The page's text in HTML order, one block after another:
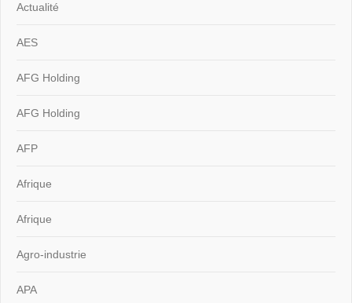
Actualité
AES
AFG Holding
AFG Holding
AFP
Afrique
Afrique
Agro-industrie
APA